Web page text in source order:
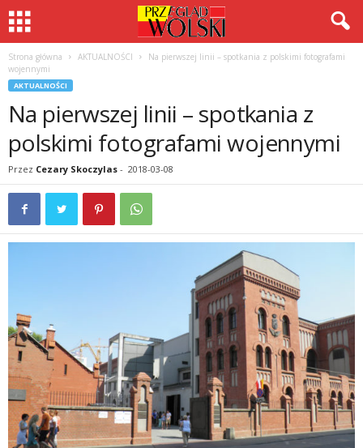
Strona główna AKTUALNOŚCI
Na pierwszej linii – spotkania z polskimi fotografami
wojennymi
AKTUALNOŚCI
Na pierwszej linii – spotkania z
polskimi fotografami wojennymi
Przez Cezary Skoczylas - 2018-03-08